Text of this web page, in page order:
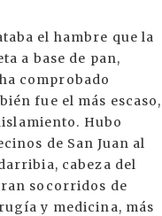
el hambre que la
a base de pan,
comprobado
fue el más escaso,
Hubo
de San Juan al
cabeza del
socorridos de
y medicina, más